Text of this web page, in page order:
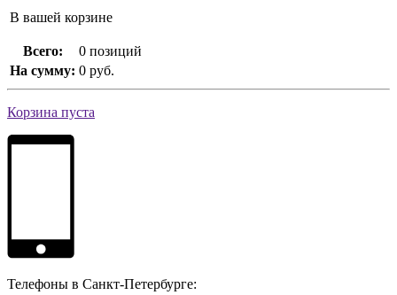
В вашей корзине
Всего:
0 позиций
На сумму: 0 руб.
Корзина пуста
Телефоны в Санкт-Петербурге: